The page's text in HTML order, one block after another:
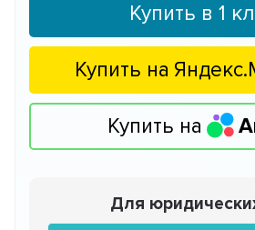
Купить в 1
Купить на
Купить на
Для